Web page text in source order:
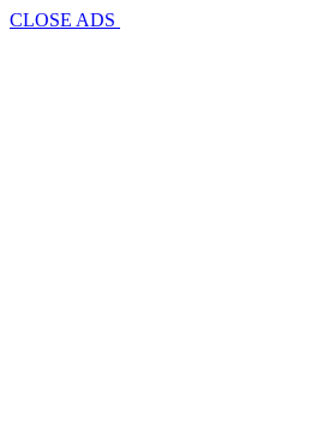
CLOSE ADS